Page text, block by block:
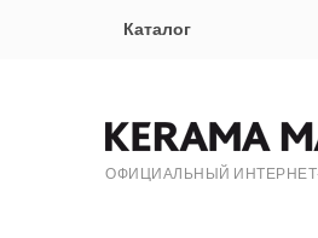
Каталог
ОФИЦИАЛЬНЫЙ